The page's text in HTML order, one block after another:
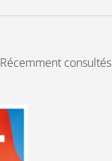
Récemment consultés